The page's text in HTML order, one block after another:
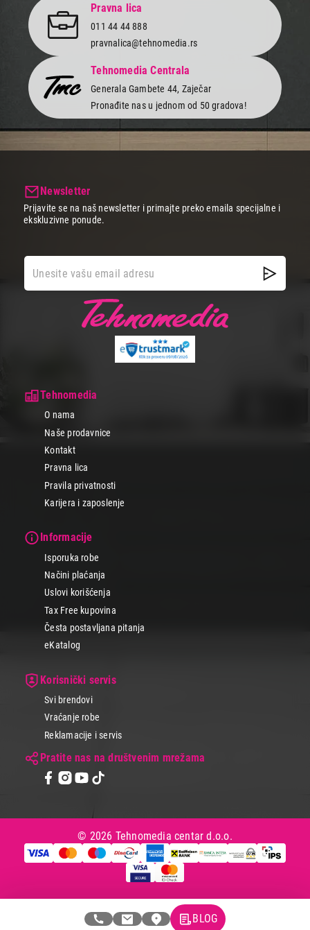
Pravna lica
011 44 44 888
pravnalica@tehnomedia.rs
Tehnomedia Centrala
Generala Gambete 44, Zaječar
Pronađite nas u jednom od 50 gradova!
Tehnomedia
O nama
Naše prodavnice
Kontakt
Pravna lica
Pravila privatnosti
Karijera i zaposlenje
Informacije
Isporuka robe
Načini plaćanja
Uslovi korišćenja
Tax Free kupovina
Česta postavljana pitanja
eKatalog
Korisnički servis
Svi brendovi
Vraćanje robe
Reklamacije i servis
Pratite nas na društvenim mrežama
Newsletter
Prijavite se na naš newsletter i primajte preko emaila specijalne i
ekskluzivne ponude.
© 2026 Tehnomedia centar d.o.o.
BLOG